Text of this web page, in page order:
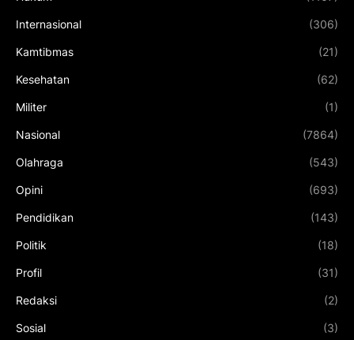
Internasional (306)
Kamtibmas (21)
Kesehatan (62)
Militer (1)
Nasional (7864)
Olahraga (543)
Opini (693)
Pendidikan (143)
Politik (18)
Profil (31)
Redaksi (2)
Sosial (3)